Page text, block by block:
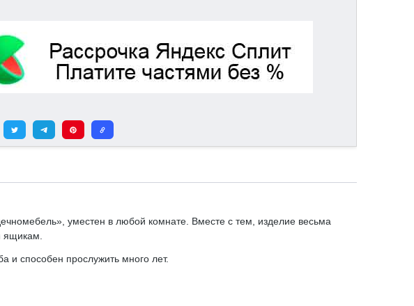
уместен в любой комнате. Вместе с тем, изделие весьма
и способен прослужить много лет.